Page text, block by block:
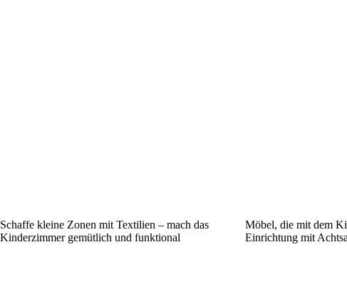
Schaffe kleine Zonen mit Textilien – mach das
Kinderzimmer gemütlich und funktional
Möbel, die mit dem
Einrichtung mit